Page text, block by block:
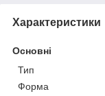
Характеристики
Основні
Тип
Форма